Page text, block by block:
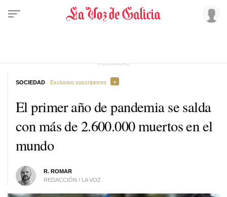
El primer año de pandemia se salda
con más de 2.600.000 muertos en el
mundo
R. ROMAR
REDACCIÓN / LA VOZ
SOCIEDAD · Exclusivo suscriptores